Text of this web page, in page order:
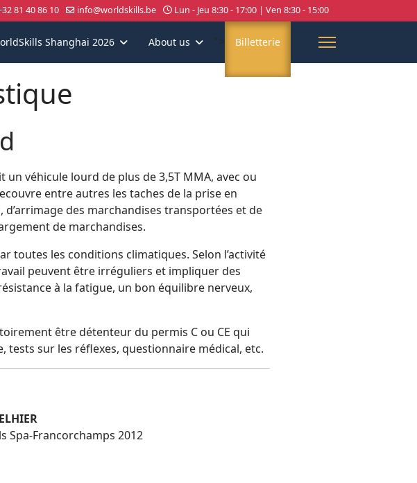
81 40 86 10 info@worldskills.be Lun - Jeu 8:30 - 17:00 | Ven 8:30 - 15:00
Shanghai 2026 About us "> Billetterie
véhicule lourd de plus de 3,5T MMA, avec ou
entre autres les taches de la prise en
des marchandises transportées et de
de marchandises.
toutes les conditions climatiques. Selon l’activité
peuvent être irréguliers et impliquer des
à la fatigue, un bon équilibre nerveux,
être détenteur du permis C ou CE qui
tests sur les réflexes, questionnaire médical, etc.
Spa-Francorchamps 2012